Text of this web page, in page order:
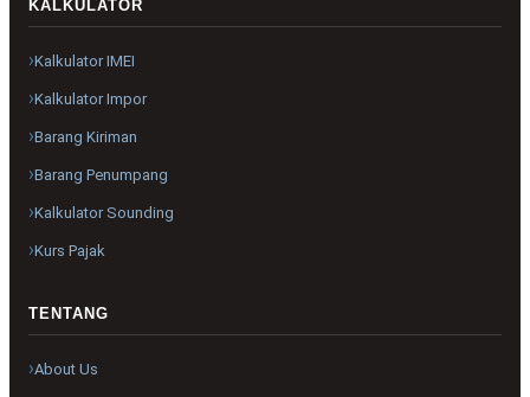
KALKULATOR
Kalkulator IMEI
Kalkulator Impor
Barang Kiriman
Barang Penumpang
Kalkulator Sounding
Kurs Pajak
TENTANG
About Us